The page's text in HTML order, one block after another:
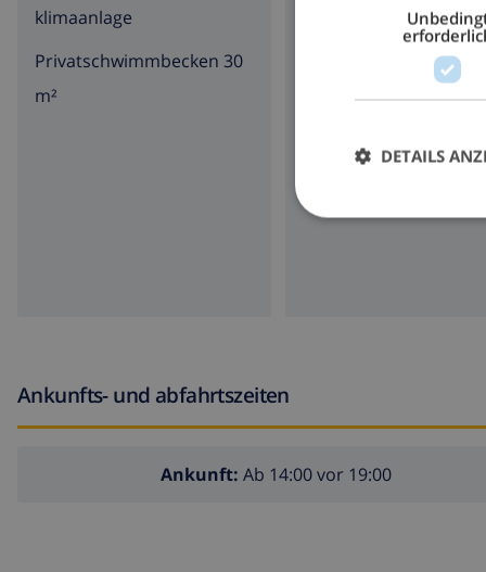
klimaanlage
Privatschwimmbecken 30
m²
Ankunfts- und abfahrtszeiten
Ankunft: Ab 14:00 vor 19:00
DETAILS